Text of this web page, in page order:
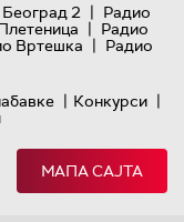
2 | Радио
| Радио
Вртешка | Радио
| Конкурси |
МАПА САЈТА